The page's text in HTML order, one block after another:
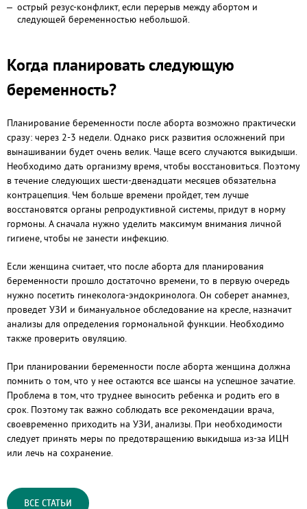
острый резус-конфликт, если перерыв между абортом и
следующей беременностью небольшой.
Когда планировать следующую
беременность?
Планирование беременности после аборта возможно практически
сразу: через 2-3 недели. Однако риск развития осложнений при
вынашивании будет очень велик. Чаще всего случаются выкидыши.
Необходимо дать организму время, чтобы восстановиться. Поэтому
в течение следующих шести-двенадцати месяцев обязательна
контрацепция. Чем больше времени пройдет, тем лучше
восстановятся органы репродуктивной системы, придут в норму
гормоны. А сначала нужно уделить максимум внимания личной
гигиене, чтобы не занести инфекцию.
Если женщина считает, что после аборта для планирования
беременности прошло достаточно времени, то в первую очередь
нужно посетить гинеколога-эндокринолога. Он соберет анамнез,
проведет УЗИ и бимануальное обследование на кресле, назначит
анализы для определения гормональной функции. Необходимо
также проверить овуляцию.
При планировании беременности после аборта женщина должна
помнить о том, что у нее остаются все шансы на успешное зачатие.
Проблема в том, что труднее выносить ребенка и родить его в
срок. Поэтому так важно соблюдать все рекомендации врача,
своевременно приходить на УЗИ, анализы. При необходимости
следует принять меры по предотвращению выкидыша из-за ИЦН
или лечь на сохранение.
ВСЕ СТАТЬИ